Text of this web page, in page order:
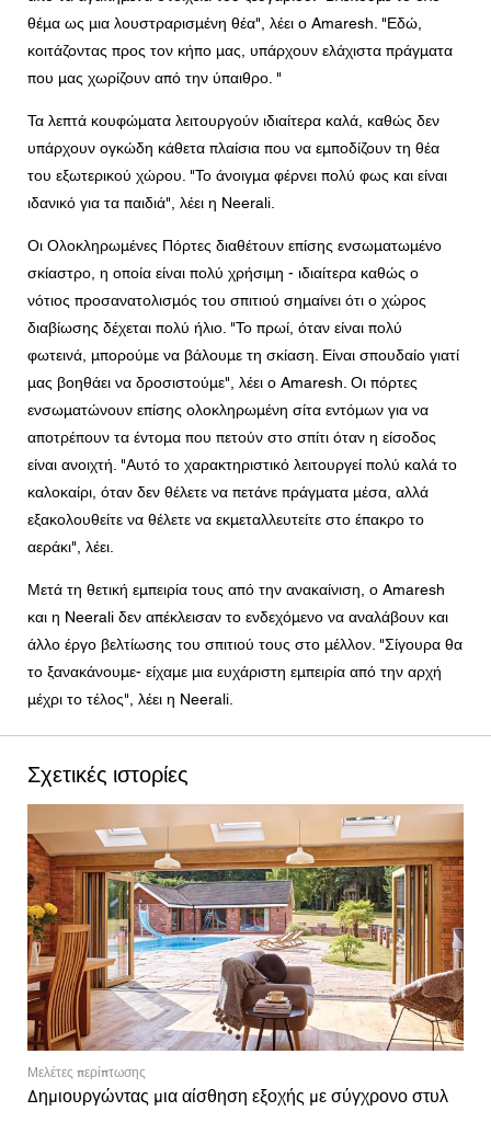
θέμα ως μια λουστραρισμένη θέα", λέει ο Amaresh. "Εδώ,
κοιτάζοντας προς τον κήπο μας, υπάρχουν ελάχιστα πράγματα
που μας χωρίζουν από την ύπαιθρο. "
Τα λεπτά κουφώματα λειτουργούν ιδιαίτερα καλά, καθώς δεν
υπάρχουν ογκώδη κάθετα πλαίσια που να εμποδίζουν τη θέα
του εξωτερικού χώρου. "Το άνοιγμα φέρνει πολύ φως και είναι
ιδανικό για τα παιδιά", λέει η Neerali.
Οι Ολοκληρωμένες Πόρτες διαθέτουν επίσης ενσωματωμένο
σκίαστρο, η οποία είναι πολύ χρήσιμη - ιδιαίτερα καθώς ο
νότιος προσανατολισμός του σπιτιού σημαίνει ότι ο χώρος
διαβίωσης δέχεται πολύ ήλιο. "Το πρωί, όταν είναι πολύ
φωτεινά, μπορούμε να βάλουμε τη σκίαση. Είναι σπουδαίο γιατί
μας βοηθάει να δροσιστούμε", λέει ο Amaresh. Οι πόρτες
ενσωματώνουν επίσης ολοκληρωμένη σίτα εντόμων για να
αποτρέπουν τα έντομα που πετούν στο σπίτι όταν η είσοδος
είναι ανοιχτή. "Αυτό το χαρακτηριστικό λειτουργεί πολύ καλά το
καλοκαίρι, όταν δεν θέλετε να πετάνε πράγματα μέσα, αλλά
εξακολουθείτε να θέλετε να εκμεταλλευτείτε στο έπακρο το
αεράκι", λέει.
Μετά τη θετική εμπειρία τους από την ανακαίνιση, ο Amaresh
και η Neerali δεν απέκλεισαν το ενδεχόμενο να αναλάβουν και
άλλο έργο βελτίωσης του σπιτιού τους στο μέλλον. "Σίγουρα θα
το ξανακάνουμε- είχαμε μια ευχάριστη εμπειρία από την αρχή
μέχρι το τέλος", λέει η Neerali.
Σχετικές ιστορίες
Μελέτες περίπτωσης
Δημιουργώντας μια αίσθηση εξοχής με σύγχρονο στυλ